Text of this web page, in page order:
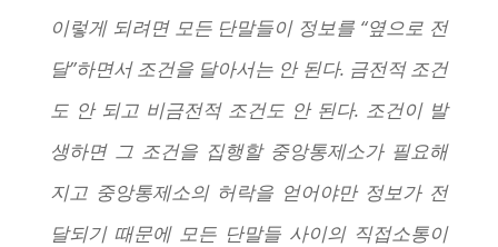
이렇게 되려면 모든 단말들이 정보를 “옆으로 전
달”하면서 조건을 달아서는 안 된다. 금전적 조건
도 안 되고 비금전적 조건도 안 된다. 조건이 발
생하면 그 조건을 집행할 중앙통제소가 필요해
지고 중앙통제소의 허락을 얻어야만 정보가 전
달되기 때문에 모든 단말들 사이의 직접소통이